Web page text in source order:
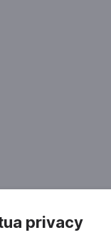
privacy